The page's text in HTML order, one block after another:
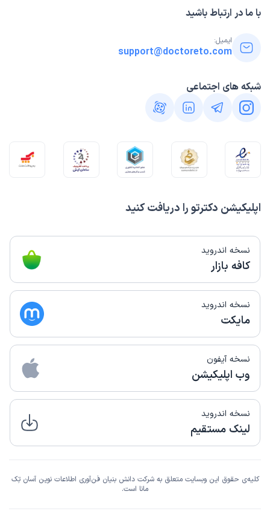
اپلیکیشن دکترتو را دریافت کنید
نسخه اندروید
کافه بازار
نسخه اندروید
مایکت
نسخه آیفون
وب اپلیکیشن
نسخه اندروید
لینک مستقیم
با ما در ارتباط باشید
ایمیل:
support@doctoreto.com
شبکه های اجتماعی
کلیه‌ی حقوق این وبسایت متعلق به شرکت دانش بنیان فن‌آوری اطلاعات نوین آسان تِک
مانا است.